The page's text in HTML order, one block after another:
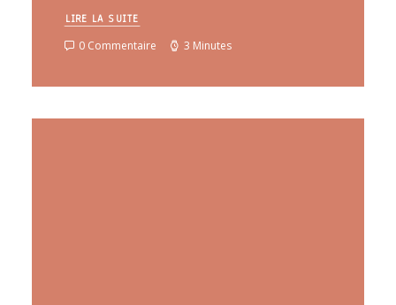
LIRE LA SUITE
0 Commentaire 3 Minutes